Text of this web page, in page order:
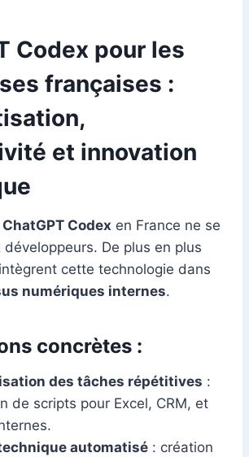
Codex pour les
françaises :
et innovation
ChatGPT Codex en France ne se
De plus en plus
cette technologie dans
numériques internes.
concrètes :
des tâches répétitives :
de scripts pour Excel, CRM, et
automatisé : création